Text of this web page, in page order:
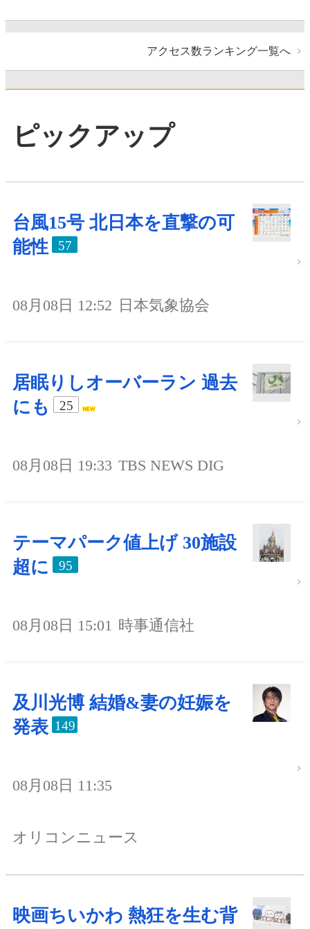
アクセス数ランキング一覧へ
ピックアップ
台風15号 北日本を直撃の可
能性
57
08月08日 12:52 日本気象協会
居眠りしオーバーラン 過去
にも
25
08月08日 19:33 TBS NEWS DIG
テーマパーク値上げ 30施設
超に
95
08月08日 15:01 時事通信社
及川光博 結婚&妻の妊娠を
発表 149
08月08日 11:35
オリコンニュース
映画ちいかわ 熱狂を生む背